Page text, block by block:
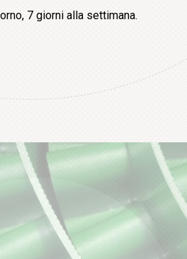
7 giorni alla settimana.